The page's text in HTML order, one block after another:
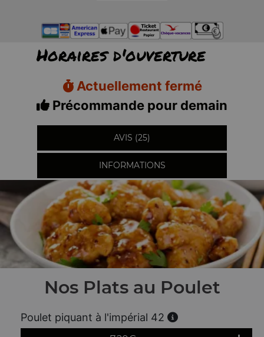
Horaires d'ouverture
Actuellement fermé
Précommande pour demain
AVIS (25)
INFORMATIONS
Nos Plats au Poulet
Poulet piquant à l'impérial 42